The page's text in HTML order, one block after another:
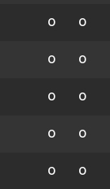
0 0
0 0
0 0
0 0
0 0